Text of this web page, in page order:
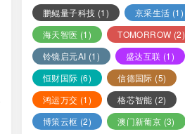
鹏鲲量子科技 (1) 京采生活 (1)
海天智医 (1) TOMORROW (2)
铃镜启元AI (1) 盛达互联 (1)
恒财国际 (6) 信德国际 (5)
鸿运万交 (1) 格芯智能 (2)
博策云枢 (2) 澳门新葡京 (3)